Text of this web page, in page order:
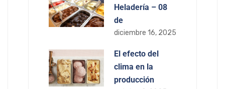
Heladería – 08
de
diciembre 16, 2025
El efecto del
clima en la
producción